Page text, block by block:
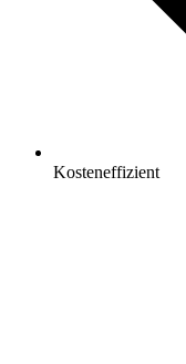
Kosteneffizient